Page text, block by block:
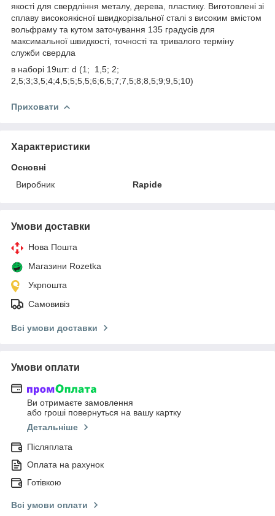
якості для свердління металу, дерева, пластику. Виготовлені зі
сплаву високоякісної швидкорізальної сталі з високим вмістом
вольфраму та кутом заточування 135 градусів для
максимальної швидкості, точності та тривалого терміну
служби свердла
в наборі 19шт: d (1; 1,5; 2;
2,5;3;3,5;4;4,5;5;5,5;6;6,5;7;7,5;8;8,5;9;9,5;10)
Приховати
Характеристики
Основні
Виробник
Rapide
Умови доставки
Нова Пошта
Магазини Rozetka
Укрпошта
Самовивіз
Всі умови доставки
Умови оплати
Ви отримаєте замовлення
або гроші повернуться на вашу картку
Детальніше
Післяплата
Оплата на рахунок
Готівкою
Всі умови оплати